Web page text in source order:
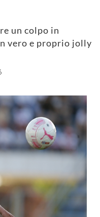
un colpo in
vero e proprio jolly